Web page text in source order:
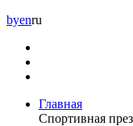
byenru
Главная
Спортивная